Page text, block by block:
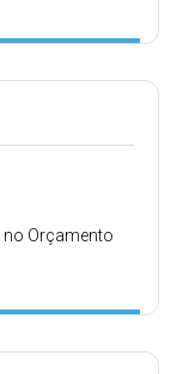
no Orçamento